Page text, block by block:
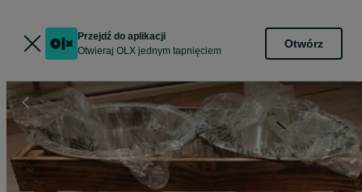
Przejdź do aplikacji
Otwieraj OLX jednym tapnięciem
Otwórz